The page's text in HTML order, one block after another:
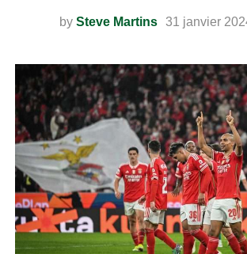
by Steve Martins 31 janvier